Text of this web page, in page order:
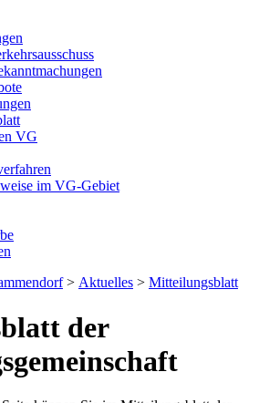
VG
im VG-Gebiet
> Aktuelles > Mitteilungsblatt
der